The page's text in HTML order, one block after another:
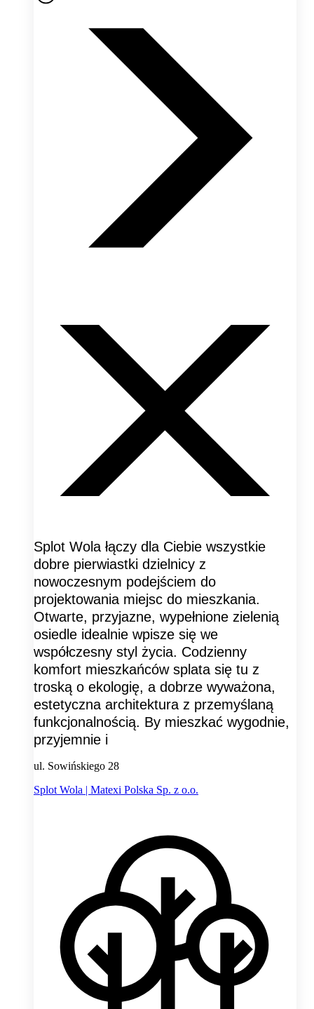
Splot Wola łączy dla Ciebie wszystkie
dobre pierwiastki dzielnicy z
nowoczesnym podejściem do
projektowania miejsc do mieszkania.
Otwarte, przyjazne, wypełnione zielenią
osiedle idealnie wpisze się we
współczesny styl życia. Codzienny
komfort mieszkańców splata się tu z
troską o ekologię, a dobrze wyważona,
estetyczna architektura z przemyślaną
funkcjonalnością. By mieszkać wygodnie,
przyjemnie i
ul. Sowińskiego 28
Splot Wola | Matexi Polska Sp. z o.o.